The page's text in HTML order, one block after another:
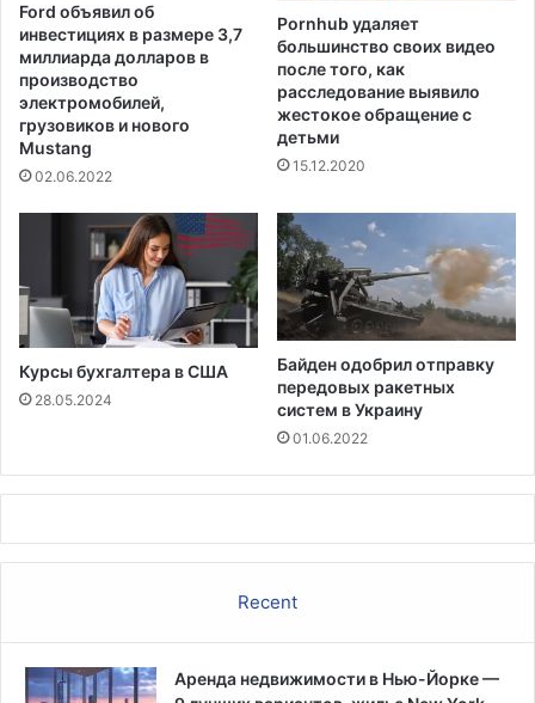
и
л
ь
н
ы
е
о
с
с
и
и
Ford объявил об
инвестициях в размере 3,7
миллиарда долларов в
производство
электромобилей,
грузовиков и нового
Mustang
02.06.2022
Pornhub удаляет
большинство своих видео
после того, как
расследование выявило
жестокое обращение с
детьми
15.12.2020
Курсы бухгалтера в США
28.05.2024
Байден одобрил отправку
передовых ракетных
систем в Украину
01.06.2022
Recent
Аренда недвижимости в Нью-Йорке —